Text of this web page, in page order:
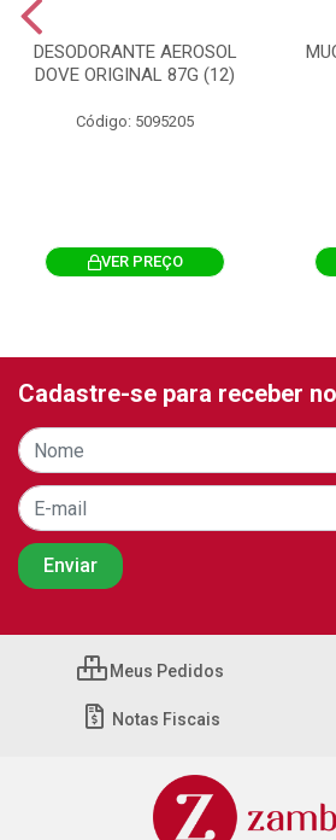
DESODORANTE AEROSOL
DOVE ORIGINAL 87G (12)
Código: 5095205
VER PREÇO
Cadastre-se para receber
Meus Pedidos
Notas Fiscais